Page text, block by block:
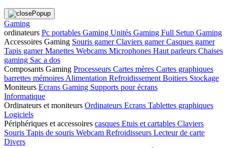
Gaming
ordinateurs Pc portables Gaming Unités Gaming Full Setup Gaming
Accessoires Gaming Souris gamerClaviers gamerCasques gamer
Tapis gamerManettes Webcams Microphones Haut parleurs Chaises
gaming Sac a dos
Composants Gaming Processeurs Cartes mères Cartes graphiques
barrettes mémoires Alimentation Refroidissement Boitiers Stockage
Moniteurs Ecrans Gaming Supports pour écrans
Informatique
Ordinateurs et moniteurs Ordinateurs Ecrans Tablettes graphiques
Logiciels
Périphériques et accessoires casques Etuis et cartables Claviers
Souris Tapis de souris Webcam Refroidisseurs Lecteur de carte
Divers